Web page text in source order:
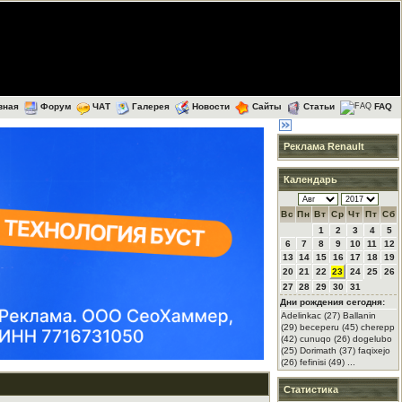
Форум ЧАТ Галерея Новости Сайты Статьи FAQ
Реклама Renault
Календарь
Вс Пн Вт Ср Чт Пт Сб
1
2 3 4
5
6
7 8 9 10 11
12
13
14 15 16 17 18
19
20 21 22 23 24 25
26
27 28 29 30
31
Дни рождения сегодня:
Adelinkac (27) Ballanin
(29) beceperu (45) cherepp
(42) cunuqo (26) dogelubo
(25) Dorimath (37) faqixejo
(26) fefinisi (49) ...
Статистика